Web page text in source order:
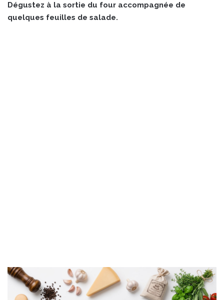
Dégustez à la sortie du four accompagnée de
quelques feuilles de salade.